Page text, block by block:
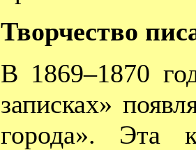
Творчество
В 1869–1870
записках»
города». Эта